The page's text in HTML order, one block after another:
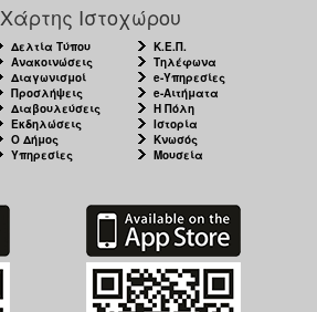
Χάρτης Ιστοχώρου
Δελτία Τύπου
Ανακοινώσεις
Διαγωνισμοί
Προσλήψεις
Διαβουλεύσεις
Εκδηλώσεις
Ο Δήμος
Υπηρεσίες
Κ.Ε.Π.
Τηλέφωνα
e-Υπηρεσίες
e-Αιτήματα
Η Πόλη
Ιστορία
Κνωσός
Μουσεία